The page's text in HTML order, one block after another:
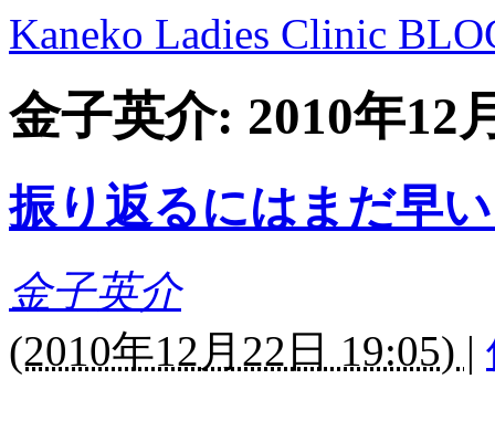
Kaneko Ladies Clinic
金子英介: 2010年12
振り返るにはまだ早
金子英介
(2010年12月22日 19:05) |